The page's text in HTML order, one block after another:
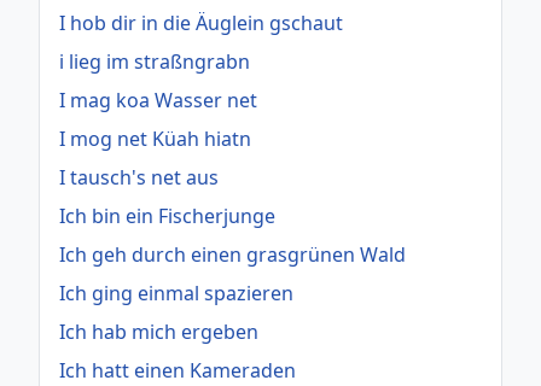
I hob dir in die Äuglein gschaut
i lieg im straßngrabn
I mag koa Wasser net
I mog net Küah hiatn
I tausch's net aus
Ich bin ein Fischerjunge
Ich geh durch einen grasgrünen Wald
Ich ging einmal spazieren
Ich hab mich ergeben
Ich hatt einen Kameraden